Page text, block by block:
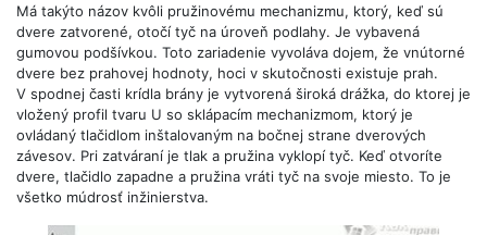
Má takýto názov kvôli pružinovému mechanizmu, ktorý, keď sú
dvere zatvorené, otočí tyč na úroveň podlahy. Je vybavená
gumovou podšívkou. Toto zariadenie vyvoláva dojem, že vnútorné
dvere bez prahovej hodnoty, hoci v skutočnosti existuje prah.
V spodnej časti krídla brány je vytvorená široká drážka, do ktorej je
vložený profil tvaru U so sklápacím mechanizmom, ktorý je
ovládaný tlačidlom inštalovaným na bočnej strane dverových
závesov. Pri zatváraní je tlak a pružina vyklopí tyč. Keď otvoríte
dvere, tlačidlo zapadne a pružina vráti tyč na svoje miesto. To je
všetko múdrosť inžinierstva.